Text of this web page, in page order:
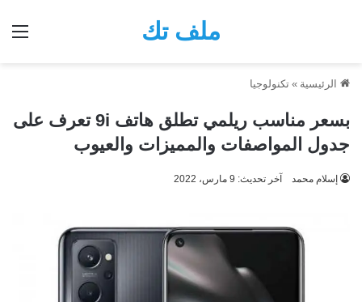
ملف تك
الرئيسية » تكنولوجيا
بسعر مناسب ريلمي تطلق هاتف 9i تعرف على
جدول المواصفات والمميزات والعيوب
إسلام محمد آخر تحديث: 9 مارس، 2022